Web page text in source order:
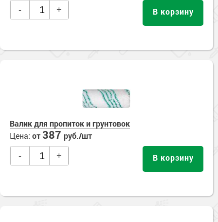
- + В корзину
Валик для пропиток и грунтовок
Цена: от387 руб./шт
- + В корзину